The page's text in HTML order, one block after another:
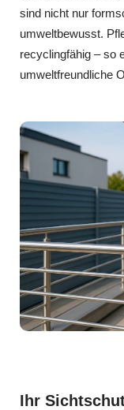
sind nicht nur
umweltbewusst.
recyclingfähig – so
umweltfreundliche
Ihr